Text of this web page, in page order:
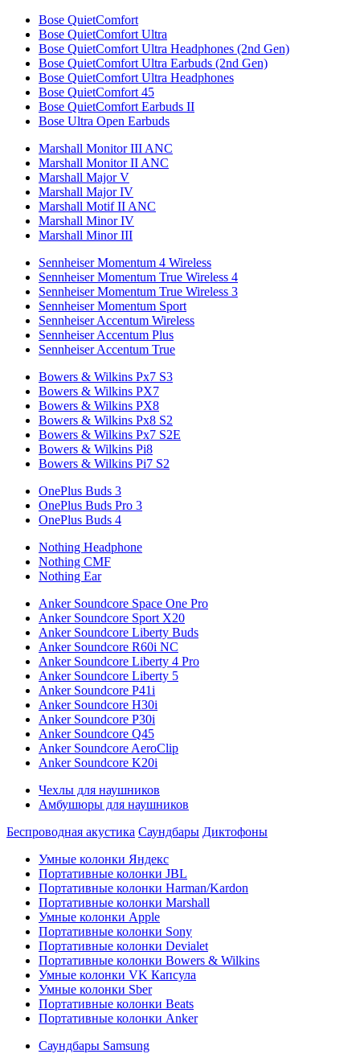
Bose QuietComfort
Bose QuietComfort Ultra
Bose QuietComfort Ultra Headphones (2nd Gen)
Bose QuietComfort Ultra Earbuds (2nd Gen)
Bose QuietComfort Ultra Headphones
Bose QuietComfort 45
Bose QuietComfort Earbuds II
Bose Ultra Open Earbuds
Marshall Monitor III ANC
Marshall Monitor II ANC
Marshall Major V
Marshall Major IV
Marshall Motif II ANC
Marshall Minor IV
Marshall Minor III
Sennheiser Momentum 4 Wireless
Sennheiser Momentum True Wireless 4
Sennheiser Momentum True Wireless 3
Sennheiser Momentum Sport
Sennheiser Accentum Wireless
Sennheiser Accentum Plus
Sennheiser Accentum True
Bowers & Wilkins Px7 S3
Bowers & Wilkins PX7
Bowers & Wilkins PX8
Bowers & Wilkins Px8 S2
Bowers & Wilkins Px7 S2E
Bowers & Wilkins Pi8
Bowers & Wilkins Pi7 S2
OnePlus Buds 3
OnePlus Buds Pro 3
OnePlus Buds 4
Nothing Headphone
Nothing CMF
Nothing Ear
Anker Soundcore Space One Pro
Anker Soundcore Sport X20
Anker Soundcore Liberty Buds
Anker Soundcore R60i NC
Anker Soundcore Liberty 4 Pro
Anker Soundcore Liberty 5
Anker Soundcore P41i
Anker Soundcore H30i
Anker Soundcore P30i
Anker Soundcore Q45
Anker Soundcore AeroClip
Anker Soundcore K20i
Чехлы для наушников
Амбушюры для наушников
Беспроводная акустика Саундбары Диктофоны
Умные колонки Яндекс
Портативные колонки JBL
Портативные колонки Harman/Kardon
Портативные колонки Marshall
Умные колонки Apple
Портативные колонки Sony
Портативные колонки Devialet
Портативные колонки Bowers & Wilkins
Умные колонки VK Капсула
Умные колонки Sber
Портативные колонки Beats
Портативные колонки Anker
Саундбары Samsung